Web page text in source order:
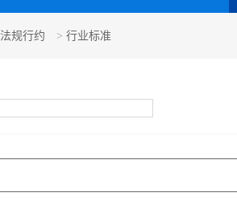
法规行约 > 行业标准